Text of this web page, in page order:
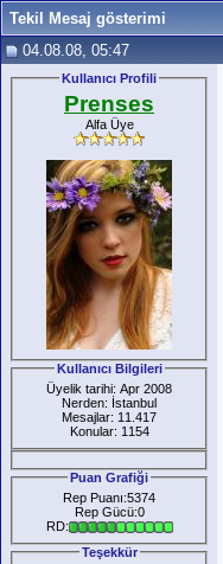
Tekil Mesaj gösterimi
04.08.08, 05:47
Kullanıcı Profili
Prenses
Alfa Üye
Kullanıcı Bilgileri
Üyelik tarihi: Apr 2008
Nerden: İstanbul
Mesajlar: 11.417
Konular: 1154
Puan Grafiği
Rep Puanı:5374
Rep Gücü:0
RD:
Teşekkür